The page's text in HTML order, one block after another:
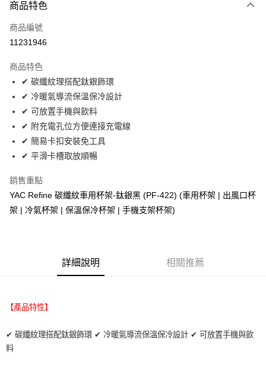
信用卡一次付款
超商取貨付款
Apple Pay
街口支付
悠遊付
全盈+PAY
相關說明
【關於「AFTEE先享後付」】
AFTEE先享後付是「在收到商品之後才付款」的支付方式。 讓您購物簡單
便利好安心！
【「AFTEE先享後付」結帳流程】
２．訂單成立數日內，您將收到繳費通知簡訊。
３．收到繳費通知簡訊後14天內，點擊此簡訊中的連結，可透過四大超商／
※ 請注意：結帳手續完成當下不需立刻繳費，但若您需要取消訂單，請聯絡
每筆NT$70，滿NT$490(含以上)免運費
每筆NT$70，滿NT$490(含以上)免運費
萊爾富取貨付款 (運費70$)
每筆NT$70，滿NT$490(含以上)免運費
商品特色
商品編號
11231946
商品特色
✔ 碳纖紋理搭配鈦銀飾環
✔ 冷暖氣導流保溫保冷設計
✔ 可放置手機與飲料
✔ 附充電孔位方便連接充電線
✔ 簡易卡扣安裝免工具
✔ 平滑卡槽取放順暢
銷售重點
YAC Refine 碳纖紋車用杯架-鈦銀黑 (PF-422) (車用杯架 | 出風口杯
架 | 冷氣杯架 | 保溫保冷杯架 | 手機支架杯架)
詳細說明 相關推薦
【產品特性】
✔ 碳纖紋理搭配鈦銀飾環 ✔ 冷暖氣導流保溫保冷設計 ✔ 可放置手機與飲
料